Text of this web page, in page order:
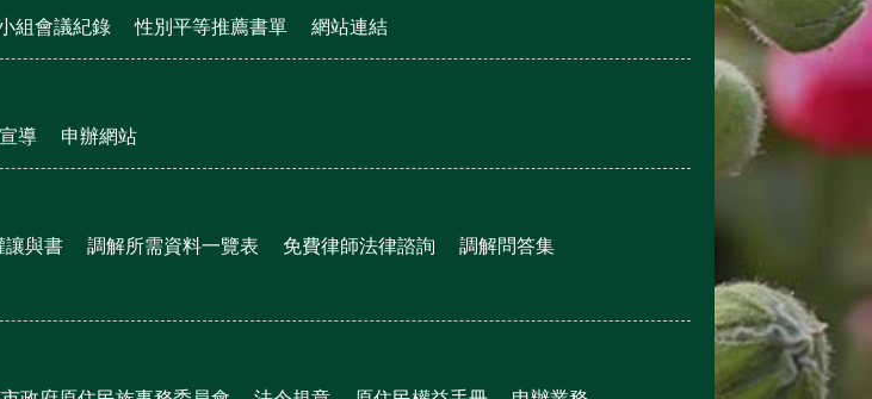
組會議紀錄 性別平等推薦書單 網站連結
導 申辦網站
讓與書 調解所需資料一覽表 免費律師法律諮詢 調解問答集